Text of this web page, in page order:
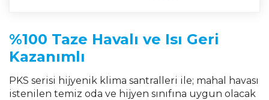
%100 Taze Havalı ve Isı Geri
Kazanımlı
PKS serisi hijyenik klima santralleri ile; mahal havası
istenilen temiz oda ve hijyen sınıfına uygun olacak